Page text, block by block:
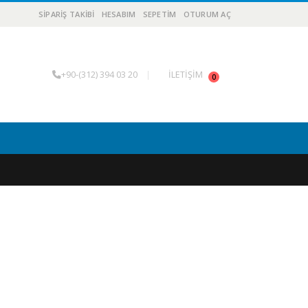
SIPARIŞ TAKIBI HESABIM SEPETIM OTURUM AÇ
+90-(312) 394 03 20 | İLETİŞİM 0